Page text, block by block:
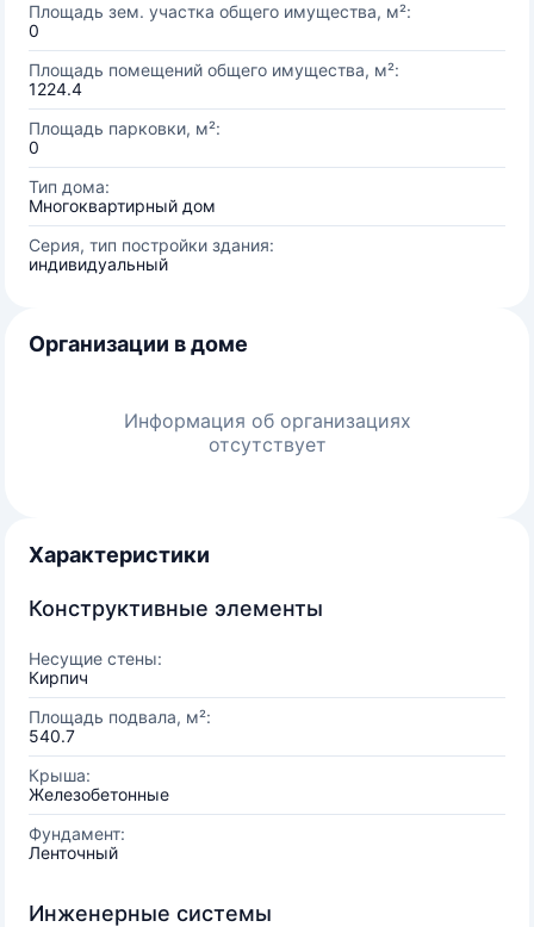
Площадь зем. участка общего имущества, м²:
0
Площадь помещений общего имущества, м²:
1224.4
Площадь парковки, м²:
0
Тип дома:
Многоквартирный дом
Серия, тип постройки здания:
индивидуальный
Организации в доме
Информация об организациях
отсутствует
Характеристики
Конструктивные элементы
Несущие стены:
Кирпич
Площадь подвала, м²:
540.7
Крыша:
Железобетонные
Фундамент:
Ленточный
Инженерные системы